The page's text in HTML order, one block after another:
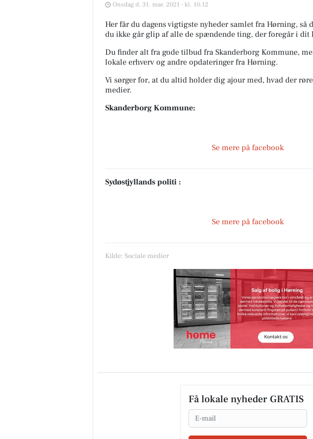
Onsdag d. 31. mar. 2021 - kl. 10:12
Her får du dagens vigtigste nyheder samlet fra Hørning, så
du ikke går glip af alle de spændende ting, der foregår i dit
Du finder alt fra gode tilbud fra Skanderborg Kommune,
lokale erhverv og andre opdateringer fra Hørning.
Vi sørger for, at du altid holder dig ajour med, hvad der
medier.
Skanderborg Kommune:
Se mere på facebook
Sydøstjyllands politi :
Se mere på facebook
Kilde: Sociale medier
Få lokale nyheder GRATIS
Email